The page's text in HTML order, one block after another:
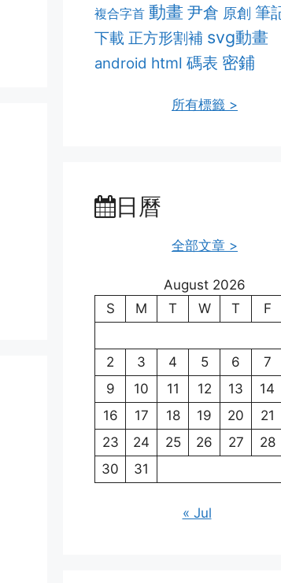
複合字首 動畫 尹倉 原創 筆
下載 正方形割補 svg動畫
android html 碼表 密鋪
所有標籤 >
日曆
全部文章 >
August 2026
S
M T W T F
2
3 4 5 6 7
9
10 11 12 13 14
16
17 18 19 20 21
23
24 25 26 27 28
30
31
« Jul